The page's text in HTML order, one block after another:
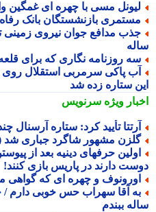
مسی با چهره ای غمگین
بازنشستگان بانک رفاه
مدافع جوان نیروی زمینی
روزنامه نگاری که برای قلعه
پاکی سرمربی استقلال روی
ستاره زده شد
ویژهسرنویس
تأیید کرد: ستاره آرسنال
مشهور شاگرد جباری شد
حرفهای دینیه بعد از پیوستن
دارند در پاریس بازی کنند!
و چهره ای که گواهی
آقا سهراب حس خوبی دارم /
ببندم